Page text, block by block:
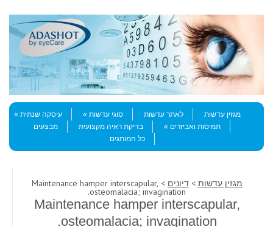
Menu
Skip to content
מגזין עדשות
לאתר עדשות סוגי עדשות
עיסקה שנתית
תמיסות ואביזרים
בדיקת ראיה מקצועית
מבצעים
כל המותגים
מגזין עדשות >דיונים > Maintenance hamper interscapular,
osteomalacia; invagination.
Maintenance hamper interscapular,
osteomalacia; invagination.